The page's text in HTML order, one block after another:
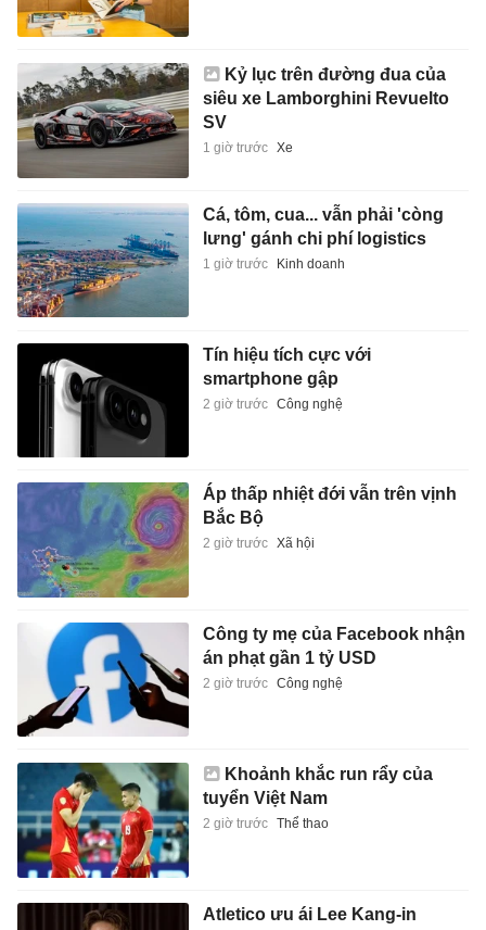
Kỷ lục trên đường đua của
siêu xe Lamborghini Revuelto
SV
1 giờ trước Xe
Cá, tôm, cua... vẫn phải 'còng
lưng' gánh chi phí logistics
1 giờ trước Kinh doanh
Tín hiệu tích cực với
smartphone gập
2 giờ trước Công nghệ
Áp thấp nhiệt đới vẫn trên vịnh
Bắc Bộ
2 giờ trước Xã hội
Công ty mẹ của Facebook nhận
án phạt gần 1 tỷ USD
2 giờ trước Công nghệ
Khoảnh khắc run rẩy của
tuyển Việt Nam
2 giờ trước Thể thao
Atletico ưu ái Lee Kang-in